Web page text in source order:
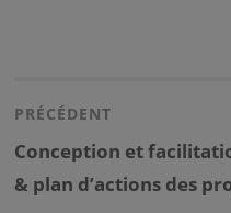
de
PRÉCÉDENT
Previous
post:
Conception et
& plan d’actions des